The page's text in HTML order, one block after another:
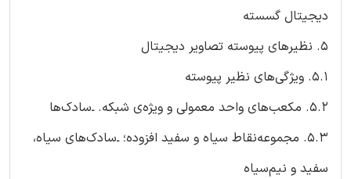
دیجیتال گسسته
۵. نظیرهای پیوسته‌ تصاویر دیجیتال
۵.۱. ویژگی‌های نظیر پیوسته
۵.۲. مکعب‌های واحد معمولی و ویژه‌ی شبکه. ـ‌سادک‌ها
۵.۳. مجموعه‌نقاط سیاه و سفید افزوده؛ ـ‌سادک‌های سیاه،
سفید و نیم‌سیاه